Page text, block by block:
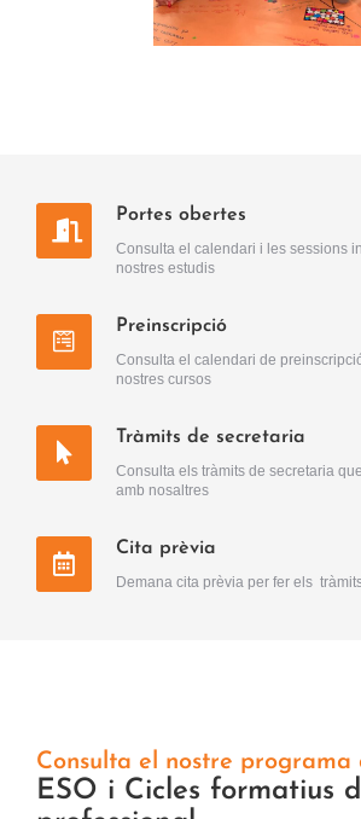
Portes obertes
Consulta el calendari i les sessions
nostres estudis
Preinscripció
Consulta el calendari de
nostres cursos
Tràmits de secretaria
Consulta els tràmits de secretaria
amb nosaltres
Cita prèvia
Demana cita prèvia per fer els
Consulta el nostre programa
ESO i Cicles formatius